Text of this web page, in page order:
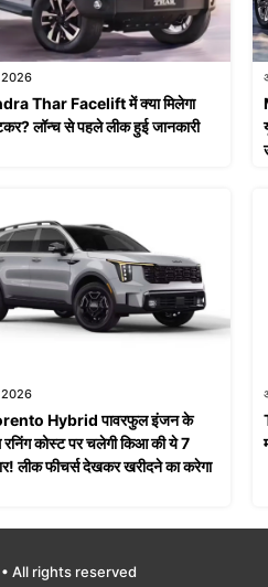
2026
Thar Facelift में क्या मिलेगा
लॉन्च से पहले लीक हुई जानकारी
2026
Hybrid पावरफुल इंजन के
कोस्ट पर चलेगी किआ की ये 7
लीक फीचर्स देखकर खरीदने का करेगा
All rights reserved